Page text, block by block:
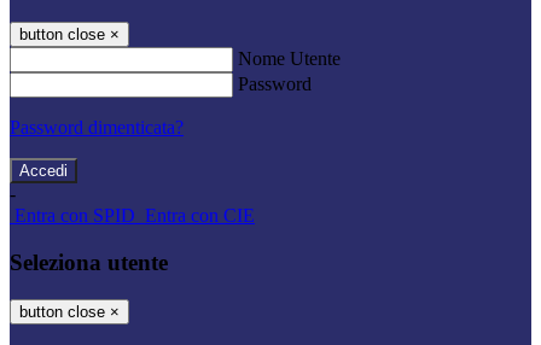
button close ×
Nome Utente
Password
Password dimenticata?
-
Entra con SPID Entra con CIE
Seleziona utente
button close ×